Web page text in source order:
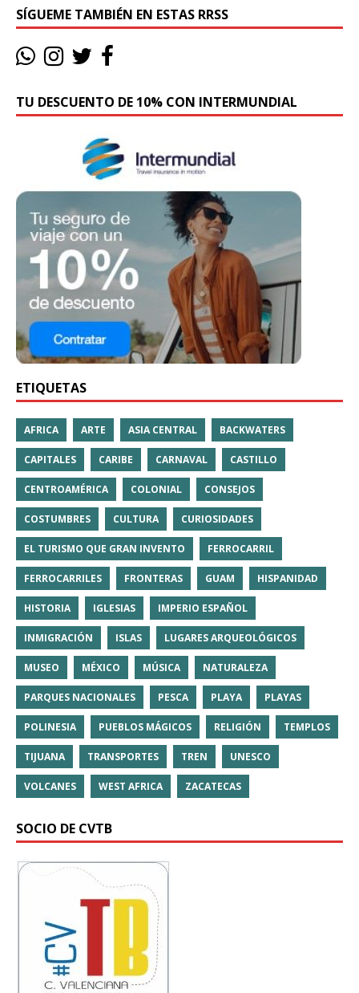
SÍGUEME TAMBIÉN EN ESTAS RRSS
TU DESCUENTO DE 10% CON INTERMUNDIAL
ETIQUETAS
AFRICA ARTE ASIA CENTRAL BACKWATERS
CAPITALES CARIBE CARNAVAL CASTILLO
CENTROAMÉRICA COLONIAL CONSEJOS
COSTUMBRES CULTURA CURIOSIDADES
EL TURISMO QUE GRAN INVENTO FERROCARRIL
FERROCARRILES FRONTERAS GUAM HISPANIDAD
HISTORIA IGLESIAS IMPERIO ESPAÑOL
INMIGRACIÓN ISLAS LUGARES ARQUEOLÓGICOS
MUSEO MÉXICO MÚSICA NATURALEZA
PARQUES NACIONALES PESCA PLAYA PLAYAS
POLINESIA PUEBLOS MÁGICOS RELIGIÓN TEMPLOS
TIJUANA TRANSPORTES TREN UNESCO
VOLCANES WEST AFRICA ZACATECAS
SOCIO DE CVTB